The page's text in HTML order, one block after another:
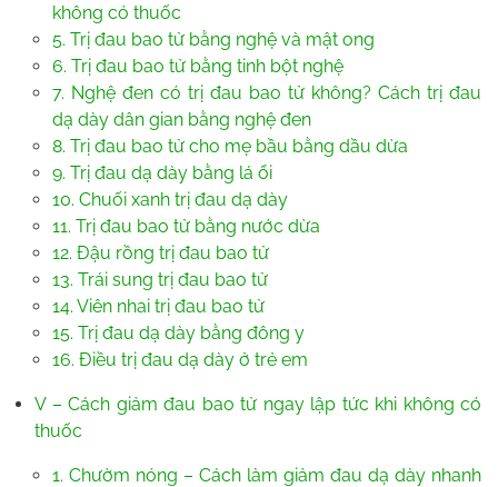
không có thuốc
5. Trị đau bao tử bằng nghệ và mật ong
6. Trị đau bao tử bằng tinh bột nghệ
7. Nghệ đen có trị đau bao tử không? Cách trị đau
dạ dày dân gian bằng nghệ đen
8. Trị đau bao tử cho mẹ bầu bằng dầu dừa
9. Trị đau dạ dày bằng lá ổi
10. Chuối xanh trị đau dạ dày
11. Trị đau bao tử bằng nước dừa
12. Đậu rồng trị đau bao tử
13. Trái sung trị đau bao tử
14. Viên nhai trị đau bao tử
15. Trị đau dạ dày bằng đông y
16. Điều trị đau dạ dày ở trẻ em
V – Cách giảm đau bao tử ngay lập tức khi không có
thuốc
1. Chườm nóng – Cách làm giảm đau dạ dày nhanh